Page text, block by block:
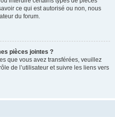
ce qui est autorisé ou non, nous
du forum.
pièces jointes ?
que vous avez transférées, veuillez
de l’utilisateur et suivre les liens vers